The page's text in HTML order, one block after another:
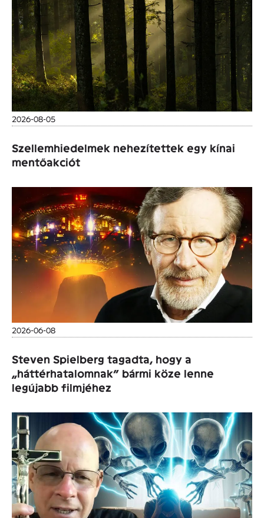
2026-08-05
Szellemhiedelmek nehezítettek egy kínai
mentőakciót
2026-06-08
Steven Spielberg tagadta, hogy a
„háttérhatalomnak” bármi köze lenne
legújabb filmjéhez